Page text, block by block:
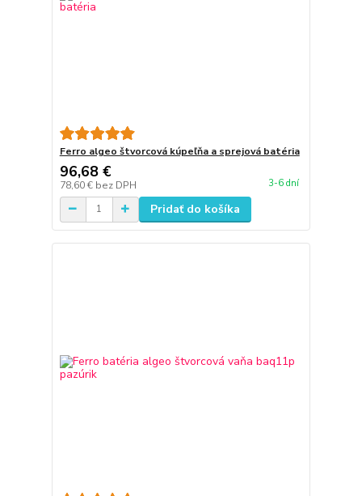
Ferro algeo štvorcová kúpeľňa a sprejová batéria
96,68 €
78,60 € bez DPH 3-6 dní
Pridať do košíka